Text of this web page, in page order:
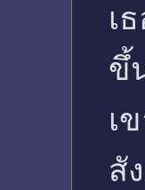
เ
ขึ้
เ
สั